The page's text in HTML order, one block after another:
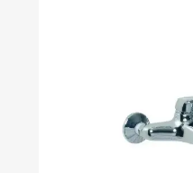
ГАЛАНТЕРИЈА ЗА